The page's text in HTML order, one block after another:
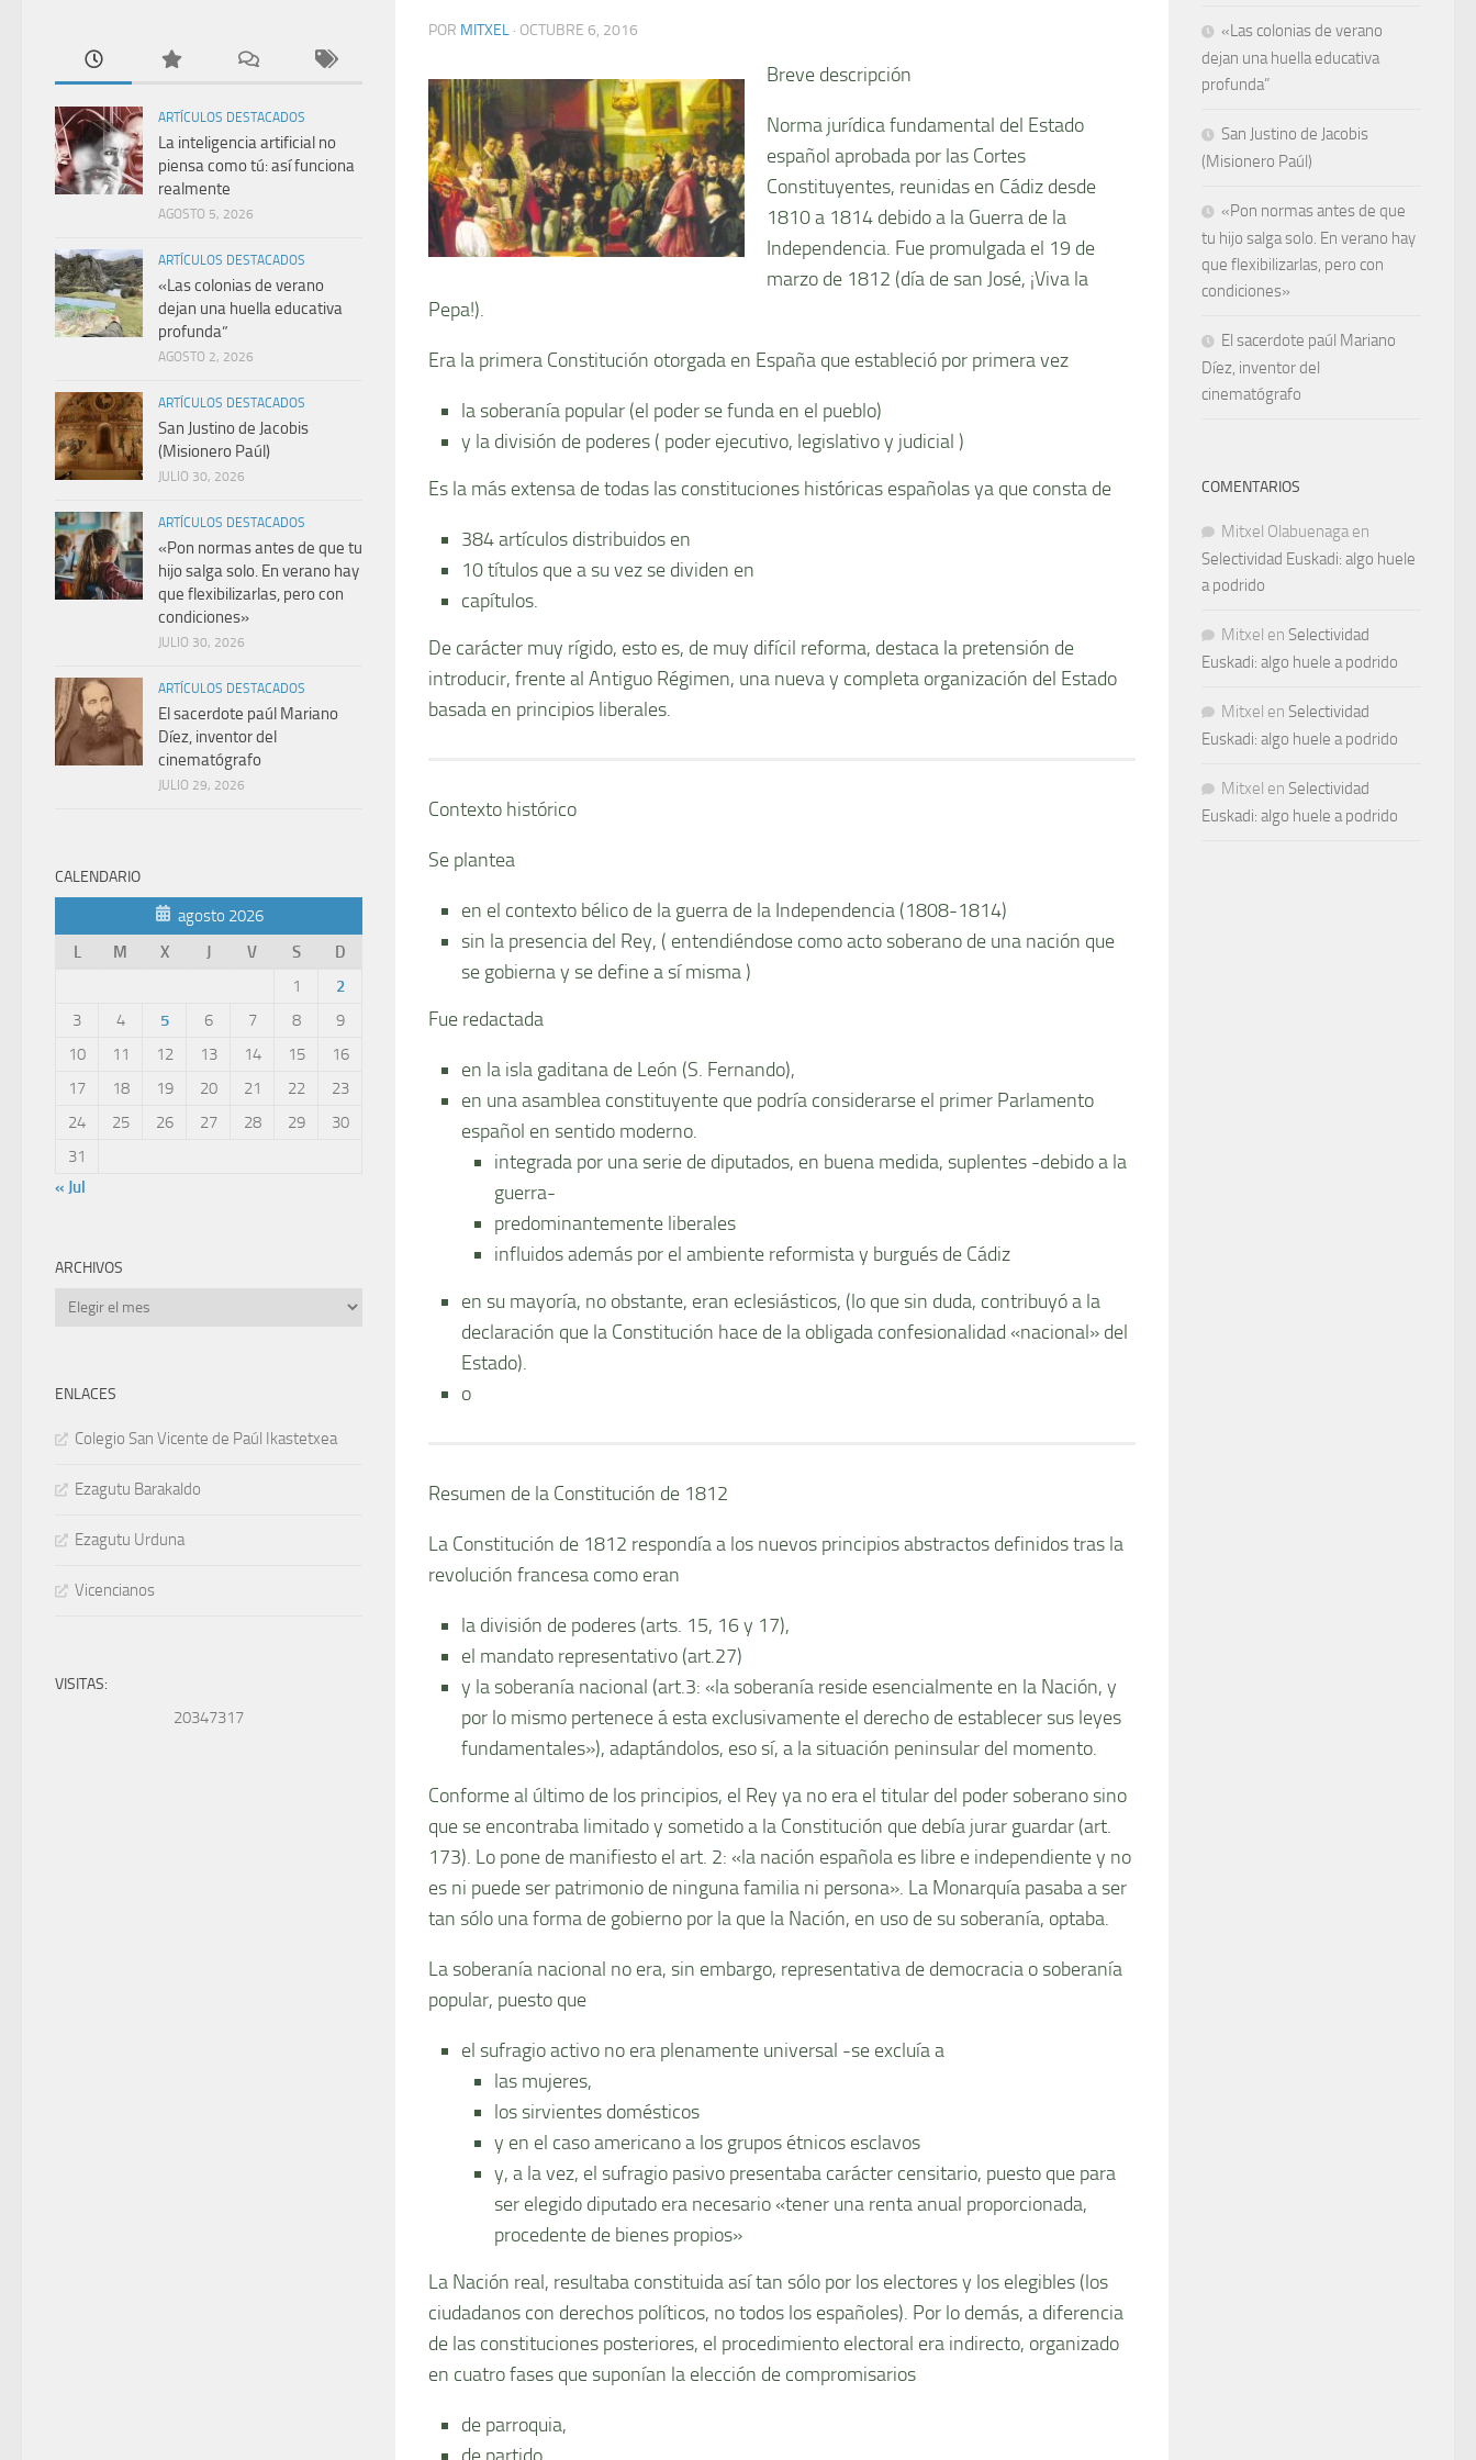
POR MITXEL · OCTUBRE 6, 2016
Breve descripción
Norma jurí­dica fundamental del Estado
español aprobada por las Cortes
Constituyentes, reunidas en Cádiz desde
1810 a 1814 debido a la Guerra de la
Independencia. Fue promulgada el 19 de
marzo de 1812 (dí­a de san José, ¡Viva la
Pepa!).
Era la primera Constitución otorgada en España que estableció por primera vez
la soberaní­a popular (el poder se funda en el pueblo)
y la división de poderes ( poder ejecutivo, legislativo y judicial )
Es la más extensa de todas las constituciones históricas españolas ya que consta de
384 artí­culos distribuidos en
10 tí­tulos que a su vez se dividen en
capí­tulos.
De carácter muy rí­gido, esto es, de muy difí­cil reforma, destaca la pretensión de
introducir, frente al Antiguo Régimen, una nueva y completa organización del Estado
basada en principios liberales.
Contexto histórico
Se plantea
en el contexto bélico de la guerra de la Independencia (1808-1814)
sin la presencia del Rey, ( entendiéndose como acto soberano de una nación que
se gobierna y se define a sí­ misma )
Fue redactada
en la isla gaditana de León (S. Fernando),
en una asamblea constituyente que podrí­a considerarse el primer Parlamento
español en sentido moderno.
integrada por una serie de diputados, en buena medida, suplentes -debido a la
guerra-
predominantemente liberales
influidos además por el ambiente reformista y burgués de Cádiz
en su mayorí­a, no obstante, eran eclesiásticos, (lo que sin duda, contribuyó a la
declaración que la Constitución hace de la obligada confesionalidad «nacional» del
Estado).
o
Resumen de la Constitución de 1812
La Constitución de 1812 respondí­a a los nuevos principios abstractos definidos tras la
revolución francesa como eran
la división de poderes (arts. 15, 16 y 17),
el mandato representativo (art.27)
y la soberaní­a nacional (art.3: «la soberaní­a reside esencialmente en la Nación, y
por lo mismo pertenece á esta exclusivamente el derecho de establecer sus leyes
fundamentales»), adaptándolos, eso sí­, a la situación peninsular del momento.
Conforme al último de los principios, el Rey ya no era el titular del poder soberano sino
que se encontraba limitado y sometido a la Constitución que debí­a jurar guardar (art.
173). Lo pone de manifiesto el art. 2: «la nación española es libre e independiente y no
es ni puede ser patrimonio de ninguna familia ni persona». La Monarquí­a pasaba a ser
tan sólo una forma de gobierno por la que la Nación, en uso de su soberaní­a, optaba.
La soberaní­a nacional no era, sin embargo, representativa de democracia o soberaní­a
popular, puesto que
el sufragio activo no era plenamente universal -se excluí­a a
las mujeres,
los sirvientes domésticos
y en el caso americano a los grupos étnicos esclavos
y, a la vez, el sufragio pasivo presentaba carácter censitario, puesto que para
ser elegido diputado era necesario «tener una renta anual proporcionada,
procedente de bienes propios»
La Nación real, resultaba constituida así­ tan sólo por los electores y los elegibles (los
ciudadanos con derechos polí­ticos, no todos los españoles). Por lo demás, a diferencia
de las constituciones posteriores, el procedimiento electoral era indirecto, organizado
en cuatro fases que suponí­an la elección de compromisarios
de parroquia,
ARTÍCULOS DESTACADOS
La inteligencia artificial no
piensa como tú: así funciona
realmente
AGOSTO 5, 2026
ARTÍCULOS DESTACADOS
«Las colonias de verano
dejan una huella educativa
profunda”
AGOSTO 2, 2026
ARTÍCULOS DESTACADOS
San Justino de Jacobis
(Misionero Paúl)
JULIO 30, 2026
ARTÍCULOS DESTACADOS
«Pon normas antes de que tu
hijo salga solo. En verano hay
que flexibilizarlas, pero con
condiciones»
JULIO 30, 2026
ARTÍCULOS DESTACADOS
El sacerdote paúl Mariano
Díez, inventor del
cinematógrafo
JULIO 29, 2026
CALENDARIO
agosto 2026
L
M X J V S
D
1
2
3
4 5 6 7 8
9
10
11 12 13 14 15
16
17
18 19 20 21 22
23
24
25 26 27 28 29
30
31
« Jul
ARCHIVOS
Archivos
ENLACES
Colegio San Vicente de Paúl Ikastetxea
Ezagutu Barakaldo
Ezagutu Urduna
Vicencianos
VISITAS:
20347317
«Las colonias de verano
dejan una huella educativa
profunda”
San Justino de Jacobis
(Misionero Paúl)
«Pon normas antes de que
tu hijo salga solo. En verano hay
que flexibilizarlas, pero con
condiciones»
El sacerdote paúl Mariano
Díez, inventor del
cinematógrafo
COMENTARIOS
Mitxel Olabuenaga en
Selectividad Euskadi: algo huele
a podrido
Mitxel en Selectividad
Euskadi: algo huele a podrido
Mitxel en Selectividad
Euskadi: algo huele a podrido
Mitxel en Selectividad
Euskadi: algo huele a podrido